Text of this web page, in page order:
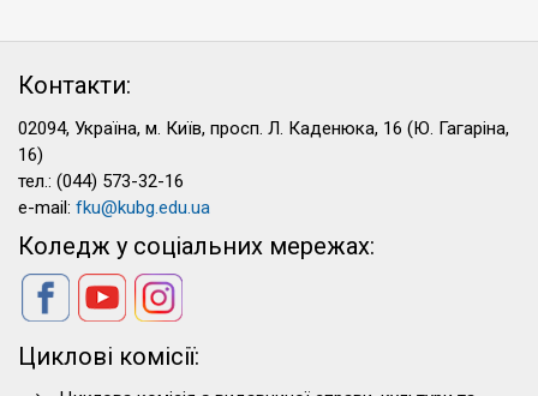
Контакти:
02094, Україна, м. Київ, просп. Л. Каденюка, 16 (Ю. Гагаріна,
16)
тел.: (044) 573-32-16
e-mail: fku@kubg.edu.ua
Коледж у соціальних мережах:
Циклові комісії: